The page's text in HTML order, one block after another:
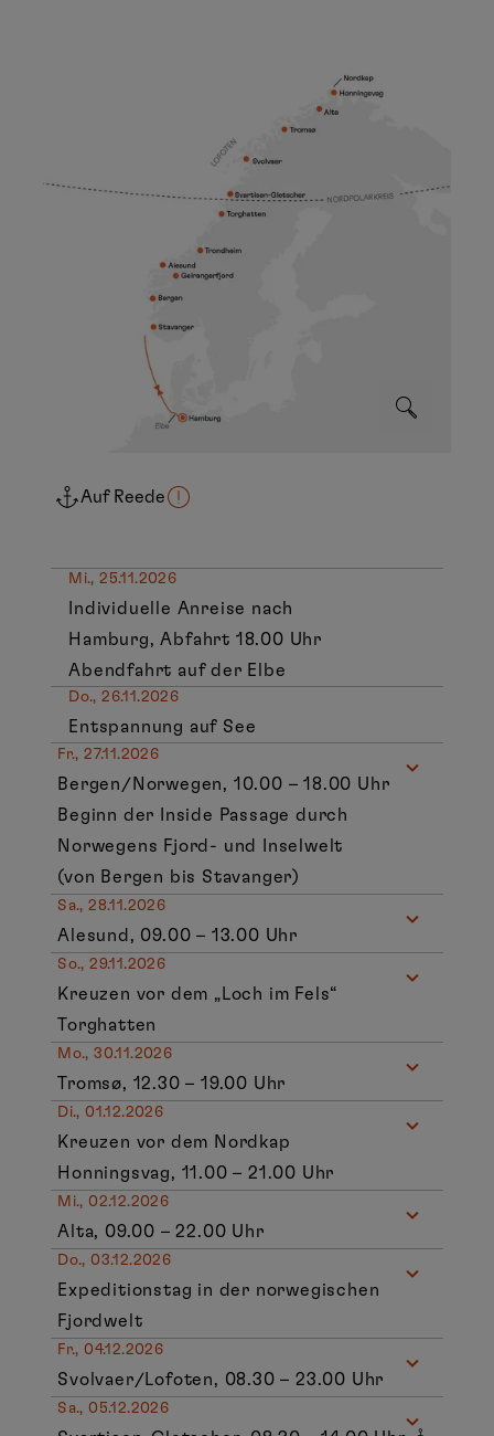
Auf Reede
Mi., 25.11.2026
Individuelle Anreise nach
Hamburg, Abfahrt 18.00 Uhr
Abendfahrt auf der Elbe
Do., 26.11.2026
Entspannung auf See
Fr., 27.11.2026
Bergen/Norwegen, 10.00 – 18.00 Uhr
Beginn der Inside Passage durch
Norwegens Fjord- und Inselwelt
(von Bergen bis Stavanger)
Sa., 28.11.2026
Alesund, 09.00 – 13.00 Uhr
So., 29.11.2026
Kreuzen vor dem „Loch im Fels“
Torghatten
Mo., 30.11.2026
Tromsø, 12.30 – 19.00 Uhr
Di., 01.12.2026
Kreuzen vor dem Nordkap
Honningsvag, 11.00 – 21.00 Uhr
Mi., 02.12.2026
Alta, 09.00 – 22.00 Uhr
Do., 03.12.2026
Expeditionstag in der norwegischen
Fjordwelt
Fr., 04.12.2026
Svolvaer/Lofoten, 08.30 – 23.00 Uhr
Sa., 05.12.2026